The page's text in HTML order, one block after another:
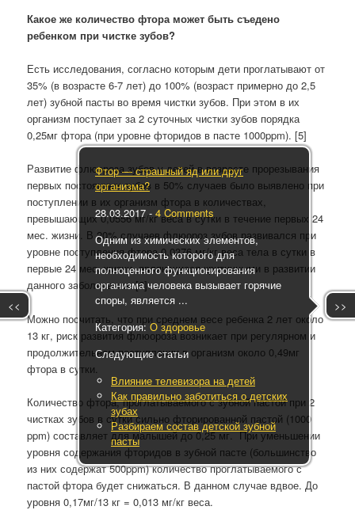
Какое же количество фтора может быть съедено
ребенком при чистке зубов?
Есть исследования, согласно которым дети проглатывают от
35% (в возрасте 6-7 лет) до 100% (возраст примерно до 2,5
лет) зубной пасты во время чистки зубов. При этом в их
организм поступает за 2 суточных чистки зубов порядка
0,25мг фтора (при уровне фторидов в пасте 1000ppm). [5]
Развитие флюороза зубов у детей в возрасте прорезывания
первых постоянных зубов в 50% случаев было выявлено при
поступлении в их организм фтора в количествах,
превышающих 0,0556 мг/кг веса в сутки в течение первых 24
мес. жизни. В 20% случаев флюороз зубов развивался при
уровне поступления фтора 0,0376 мг/кг веса тела в сутки в
первые 24 мес. жизни, являющиеся критичными в развитии
данного заболевания. [6]
Можно посчитать, что при среднем весе ребенка 2 лет около
13 кг, риск развития флюороза возникает при регулярном и
продолжительном поступлении в организм около 0,49мг
фтора в сутки.
Количество фтора, проглатываемого с зубной пастой при 2
чистках зубов в сутки сильно фторированной пастой (1000
ppm) составляет для малышей до 0,25 мг. При уменьшении
уровня содержания фторидов в зубной пасте (большинство
из них содержат 500ppm) количество проглатываемого с
пастой фтора будет снижаться. В данном случае вдвое. До
уровня 0,17мг/13 кг = 0,013 мг/кг веса.
<< >>
Фтор — страшный яд или друг
организма?
28.03.2017 - 4 Comments
Одним из химических элементов,
необходимость которого для
полноценного функционирования
организма человека вызывает горячие
споры, является ...
Категория:О здоровье
Следующие статьи
Влияние телевизора на детей
Как правильно заботиться о детских
зубах
Разбираем состав детской зубной
пасты